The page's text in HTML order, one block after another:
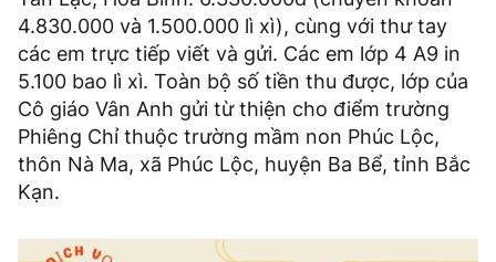
4.830.000 và 1.500.000 lì xì), cùng với thư tay
các em trực tiếp viết và gửi. Các em lớp 4 A9 in
5.100 bao lì xì. Toàn bộ số tiền thu được, lớp của
Cô giáo Vân Anh gửi từ thiện cho điểm trường
Phiêng Chỉ thuộc trường mầm non Phúc Lộc,
thôn Nà Ma, xã Phúc Lộc, huyện Ba Bể, tỉnh Bắc
Kạn.